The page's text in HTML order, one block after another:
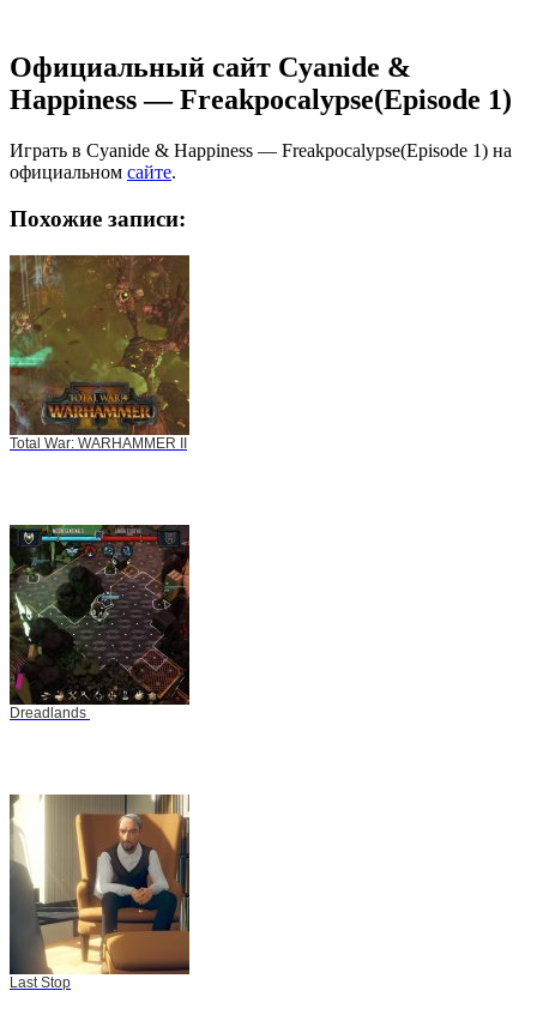
Официальный сайт Cyanide &
Happiness — Freakpocalypse(Episode 1)
Играть в Cyanide & Happiness — Freakpocalypse(Episode 1) на
официальном сайте.
Похожие записи:
Total War: WARHAMMER II
Dreadlands
Last Stop